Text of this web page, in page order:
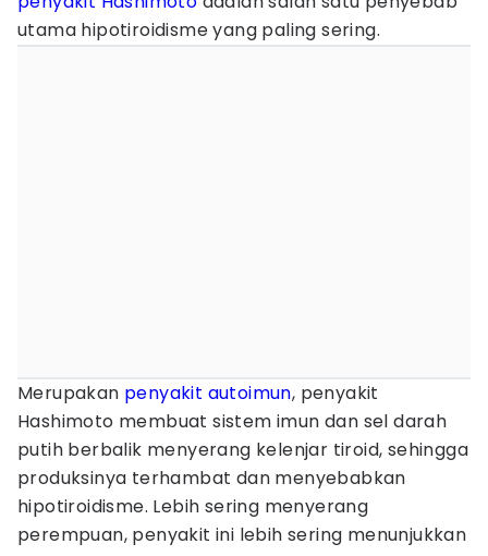
utama hipotiroidisme yang paling sering.
Merupakan penyakit autoimun, penyakit
Hashimoto membuat sistem imun dan sel darah
putih berbalik menyerang kelenjar tiroid, sehingga
produksinya terhambat dan menyebabkan
hipotiroidisme. Lebih sering menyerang
perempuan, penyakit ini lebih sering menunjukkan